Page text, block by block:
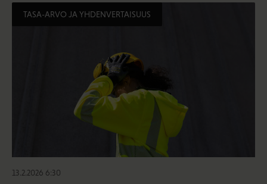
TASA-ARVO JA YHDENVERTAISUUS
13.2.2026 6:30